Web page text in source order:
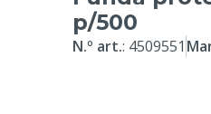
p/500
N.º art.: 4509551